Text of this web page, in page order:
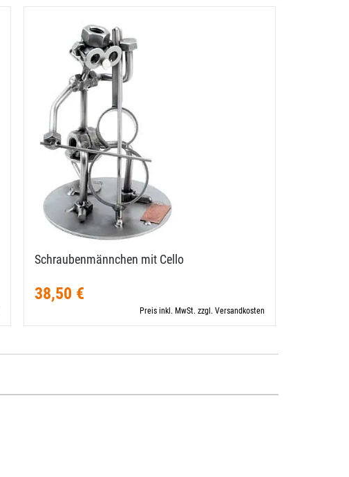
Schraubenmännchen mit Cello
38,50 €
Preis inkl. MwSt. zzgl. Versandkosten